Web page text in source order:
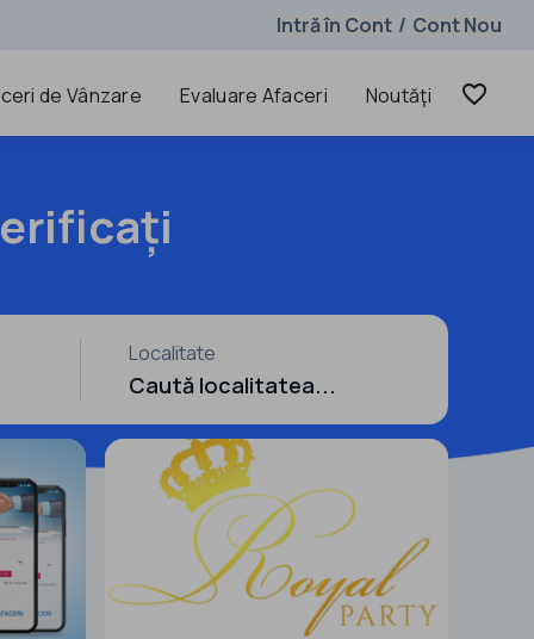
Intră în Cont / Cont Nou
de Vânzare Evaluare Afaceri Noutăţi favorite_border
Localitate